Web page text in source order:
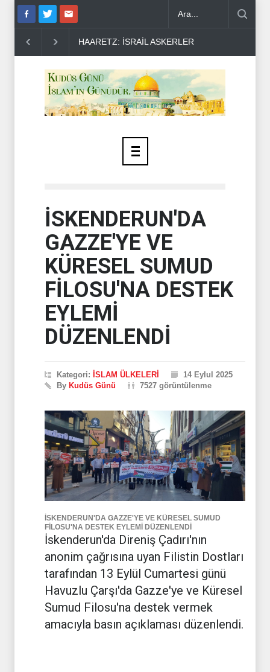
YEMEN ARAMCO'YU VURDU ..
İSKENDERUN'DA
GAZZE'YE VE
KÜRESEL SUMUD
FİLOSU'NA DESTEK
EYLEMİ
DÜZENLENDİ
Kategori: İSLAM ÜLKELERİ
14 Eylul 2025
By Kudüs Günü 7527 görüntülenme
İSKENDERUN'DA GAZZE'YE VE KÜRESEL SUMUD
FİLOSU'NA DESTEK EYLEMİ DÜZENLENDİ
İskenderun'da Direniş Çadırı'nın
anonim çağrısına uyan Filistin Dostları
tarafından 13 Eylül Cumartesi günü
Havuzlu Çarşı'da Gazze'ye ve Küresel
Sumud Filosu'na destek vermek
amacıyla basın açıklaması düzenlendi.